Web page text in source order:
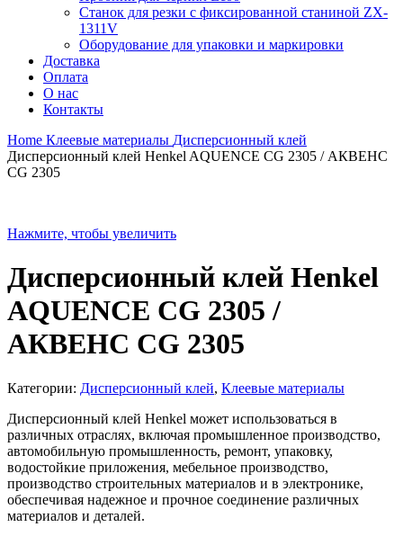
Станок для резки с фиксированной станиной ZX-
1311V
Оборудование для упаковки и маркировки
Доставка
Оплата
О нас
Контакты
Home Клеевые материалы Дисперсионный клей
Дисперсионный клей Henkel AQUENCE CG 2305 / АКВЕНС
CG 2305
Нажмите, чтобы увеличить
Дисперсионный клей Henkel
AQUENCE CG 2305 /
АКВЕНС CG 2305
Категории: Дисперсионный клей, Клеевые материалы
Дисперсионный клей Henkel может использоваться в
различных отраслях, включая промышленное производство,
автомобильную промышленность, ремонт, упаковку,
водостойкие приложения, мебельное производство,
производство строительных материалов и в электронике,
обеспечивая надежное и прочное соединение различных
материалов и деталей.